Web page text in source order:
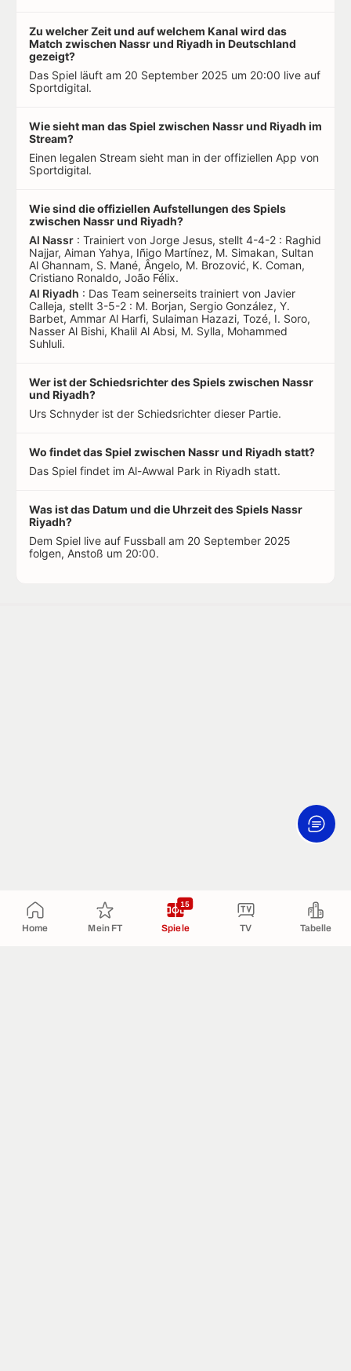
Home Mein FT Spiele
15
TV Tabelle
Zu welcher Zeit und auf welchem Kanal wird das
Match zwischen Nassr und Riyadh in Deutschland
gezeigt?
Das Spiel läuft am 20 September 2025 um 20:00 live auf
Sportdigital.
Wie sieht man das Spiel zwischen Nassr und Riyadh im
Stream?
Einen legalen Stream sieht man in der offiziellen App von
Sportdigital.
Wie sind die offiziellen Aufstellungen des Spiels
zwischen Nassr und Riyadh?
Al Nassr : Trainiert von Jorge Jesus, stellt 4-4-2 : Raghid
Najjar, Aiman Yahya, Iñigo Martínez, M. Simakan, Sultan
Al Ghannam, S. Mané, Ângelo, M. Brozović, K. Coman,
Cristiano Ronaldo, João Félix.
Al Riyadh : Das Team seinerseits trainiert von Javier
Calleja, stellt 3-5-2 : M. Borjan, Sergio González, Y.
Barbet, Ammar Al Harfi, Sulaiman Hazazi, Tozé, I. Soro,
Nasser Al Bishi, Khalil Al Absi, M. Sylla, Mohammed
Suhluli.
Wer ist der Schiedsrichter des Spiels zwischen Nassr
und Riyadh?
Urs Schnyder ist der Schiedsrichter dieser Partie.
Wo findet das Spiel zwischen Nassr und Riyadh statt?
Das Spiel findet im Al-Awwal Park in Riyadh statt.
Was ist das Datum und die Uhrzeit des Spiels Nassr
Riyadh?
Dem Spiel live auf Fussball am 20 September 2025
folgen, Anstoß um 20:00.